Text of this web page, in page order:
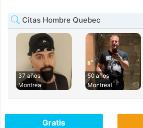
Citas Hombre Quebec
37 años
Montreal
50 años
Montreal
Gratis